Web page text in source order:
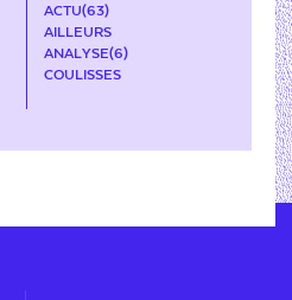
ACTU(63)
AILLEURS
ANALYSE(6)
COULISSES